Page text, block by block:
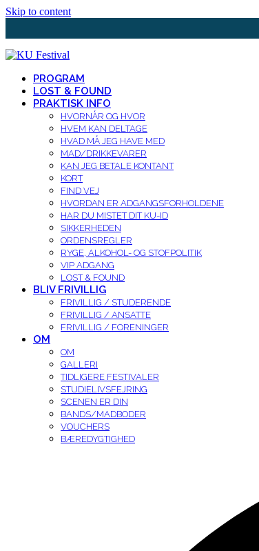
Skip to content
PROGRAM
LOST & FOUND
PRAKTISK INFO
HVORNÅR OG HVOR
HVEM KAN DELTAGE
HVAD MÅ JEG HAVE MED
MAD/DRIKKEVARER
KAN JEG BETALE KONTANT
KORT
FIND VEJ
HVORDAN ER ADGANGSFORHOLDENE
HAR DU MISTET DIT KU-ID
SIKKERHEDEN
ORDENSREGLER
RYGE, ALKOHOL- OG STOFPOLITIK
VIP ADGANG
LOST & FOUND
BLIV FRIVILLIG
FRIVILLIG / STUDERENDE
FRIVILLIG / ANSATTE
FRIVILLIG / FORENINGER
OM
OM
GALLERI
TIDLIGERE FESTIVALER
STUDIELIVSFEJRING
SCENEN ER DIN
BANDS/MADBODER
VOUCHERS
BÆREDYGTIGHED